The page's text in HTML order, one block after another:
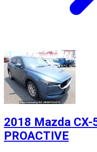
2018 Mazda CX-
PROACTIVE